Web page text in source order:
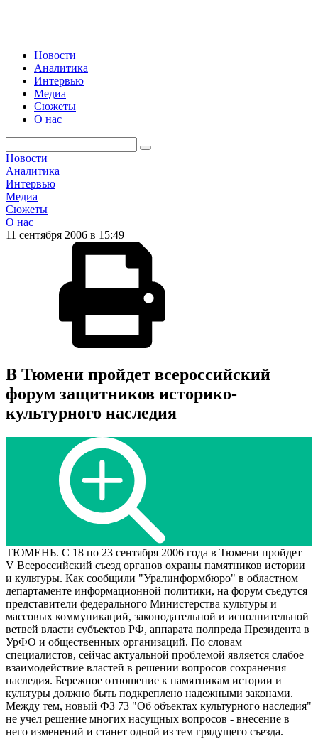
Новости
Аналитика
Интервью
Медиа
Сюжеты
О нас
Новости
Аналитика
Интервью
Медиа
Сюжеты
О нас
11 сентября 2006 в 15:49
В Тюмени пройдет всероссийский
форум защитников историко-
культурного наследия
ТЮМЕНЬ. С 18 по 23 сентября 2006 года в Тюмени пройдет
V Всероссийский съезд органов охраны памятников истории
и культуры. Как сообщили "Уралинформбюро" в областном
департаменте информационной политики, на форум съедутся
представители федерального Министерства культуры и
массовых коммуникаций, законодательной и исполнительной
ветвей власти субъектов РФ, аппарата полпреда Президента в
УрФО и общественных организаций. По словам
специалистов, сейчас актуальной проблемой является слабое
взаимодействие властей в решении вопросов сохранения
наследия. Бережное отношение к памятникам истории и
культуры должно быть подкреплено надежными законами.
Между тем, новый ФЗ 73 "Об объектах культурного наследия"
не учел решение многих насущных вопросов - внесение в
него изменений и станет одной из тем грядущего съезда.